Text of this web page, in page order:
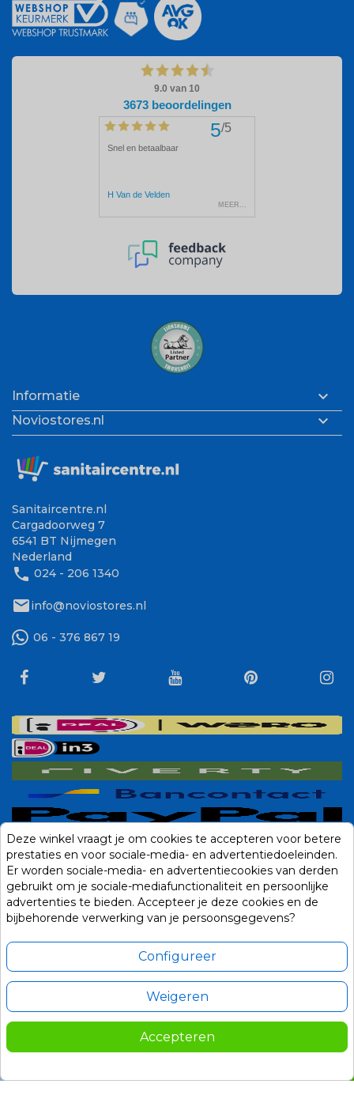
Informatie 
Noviostores.nl 
Sanitaircentre.nl
Cargadoorweg 7
6541 BT Nijmegen
Nederland
phone 024 - 206 1340
mailinfo@noviostores.nl
06 - 376 867 19
Deze winkel vraagt je om cookies te accepteren voor betere
prestaties en voor sociale-media- en advertentiedoeleinden.
Er worden sociale-media- en advertentiecookies van derden
gebruikt om je sociale-mediafunctionaliteit en persoonlijke
advertenties te bieden. Accepteer je deze cookies en de
bijbehorende verwerking van je persoonsgegevens?
Configureer
Weigeren
Accepteren